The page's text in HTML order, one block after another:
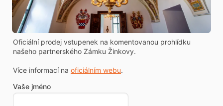
Oficiální prodej vstupenek na komentovanou prohlídku
našeho partnerského Zámku Žinkovy.
Více informací na oficiálním webu.
Vaše jméno